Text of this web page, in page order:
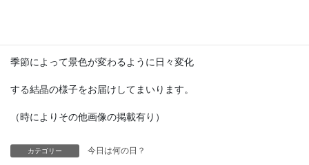
季節によって景色が変わるように日々変化
する結晶の様子をお届けしてまいります。
（時によりその他画像の掲載有り）
カテゴリー 今日は何の日？